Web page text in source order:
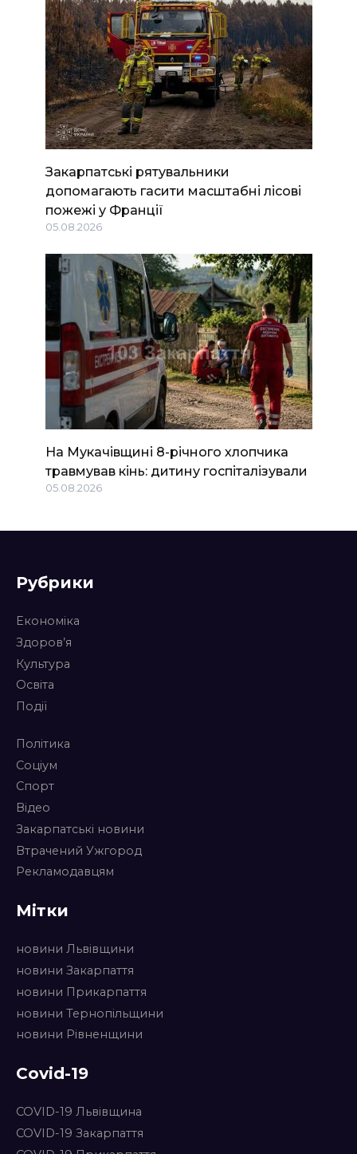
Закарпатські рятувальники
допомагають гасити масштабні лісові
пожежі у Франції
05.08.2026
На Мукачівщині 8-річного хлопчика
травмував кінь: дитину госпіталізували
05.08.2026
Рубрики
Економіка
Здоров’я
Культура
Освіта
Події
Політика
Соціум
Спорт
Відео
Закарпатські новини
Втрачений Ужгород
Рекламодавцям
Мітки
новини Львівщини
новини Закарпаття
новини Прикарпаття
новини Тернопільщини
новини Рівненщини
Covid-19
COVID-19 Львівщина
COVID-19 Закарпаття